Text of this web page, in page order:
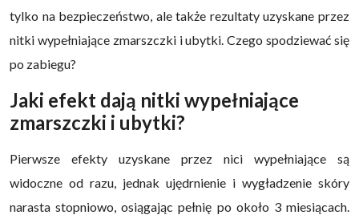
tylko na bezpieczeństwo, ale także rezultaty uzyskane przez
nitki wypełniające zmarszczki i ubytki. Czego spodziewać się
po zabiegu?
Jaki efekt dają nitki wypełniające
zmarszczki i ubytki?
Pierwsze efekty uzyskane przez nici wypełniające są
widoczne od razu, jednak ujędrnienie i wygładzenie skóry
narasta stopniowo, osiągając pełnię po około 3 miesiącach.